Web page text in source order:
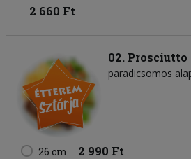
2 660 Ft
02. Prosciutto
paradicsomos
26 cm 2 990 Ft